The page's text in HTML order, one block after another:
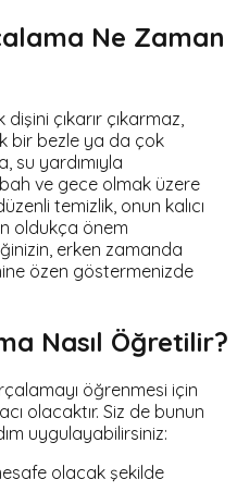
Ne Zaman
çıkarır çıkarmaz,
bir bezle ya da çok
su yardımıyla
ve gece olmak üzere
temizlik, onun kalıcı
oldukça önem
erken zamanda
özen göstermenizde
Nasıl Öğretilir?
öğrenmesi için
olacaktır. Siz de bunun
uygulayabilirsiniz:
olacak şekilde